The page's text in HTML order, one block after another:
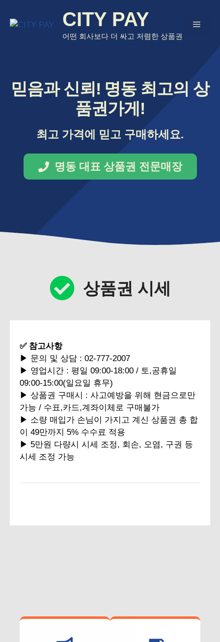
content
CITY PAY
어떤 회사보다 더 싸고 저렴한 상품권
Menu
믿음과 신뢰! 명동 최고의 상
품권가게!
최고 가격에 믿고 구매하세요.
명동 대표 상품권 전문매장
상품권 시세
✅ 참고사항
▶ 문의 및 상담 : 02-777-2007
▶ 영업시간 : 평일 09:00-18:00 / 토,공휴일
09:00-15:00(일요일 휴무)
▶ 상품권 구매시 : 사고예방을 위해 현금으로만
가능 / 수표,카드,계좌이체로 구매불가
▶ 소량 매입가 손님이 가지고 계신 상품권 총 합
이 49만까지 5% 수수료 적용
▶ 5만원 다량시 시세 조정, 회손, 오염, 구권 등
시세 조정 가능